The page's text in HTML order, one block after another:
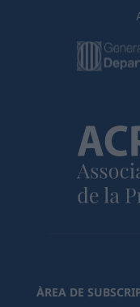
ÀREA DE